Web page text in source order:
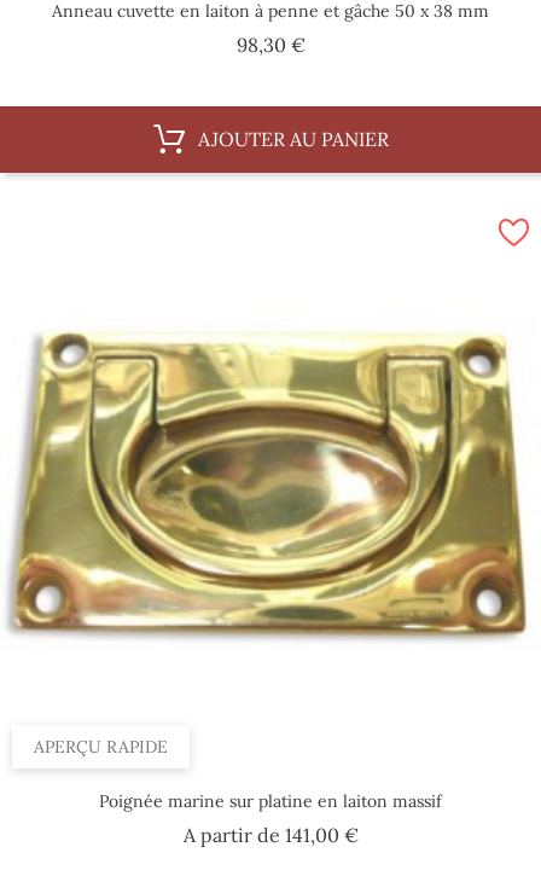
Anneau cuvette en laiton à penne et gâche 50 x 38 mm
98,30 €Prix
AJOUTER AU PANIER
APERÇU RAPIDE
Poignée marine sur platine en laiton massif
A partir de 141,00 €Prix